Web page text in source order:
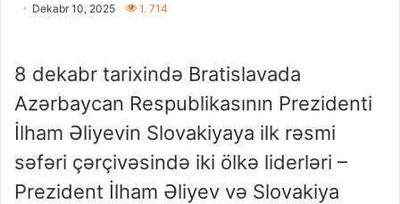
Dekabr 10, 2025 1. 714
8 dekabr tarixində Bratislavada
Azərbaycan Respublikasının Prezidenti
İlham Əliyevin Slovakiyaya ilk rəsmi
səfəri çərçivəsində iki ölkə liderləri –
Prezident İlham Əliyev və Slovakiya